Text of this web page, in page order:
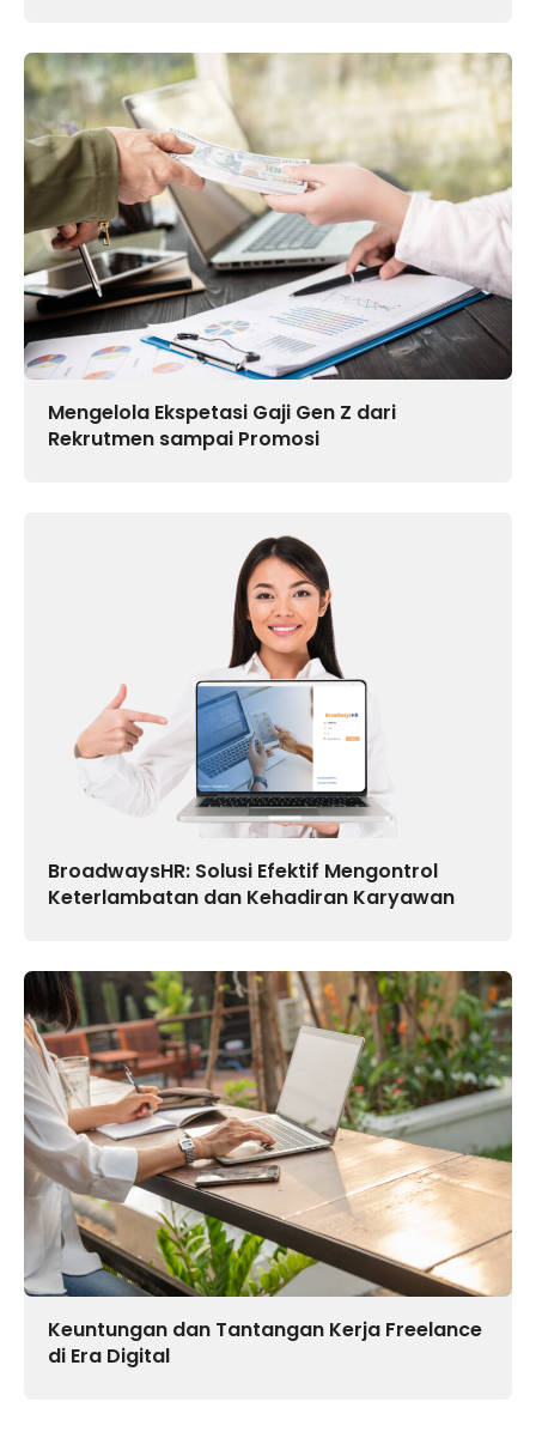
Mengelola Ekspetasi Gaji Gen Z dari
Rekrutmen sampai Promosi
BroadwaysHR: Solusi Efektif Mengontrol
Keterlambatan dan Kehadiran Karyawan
Keuntungan dan Tantangan Kerja Freelance
di Era Digital